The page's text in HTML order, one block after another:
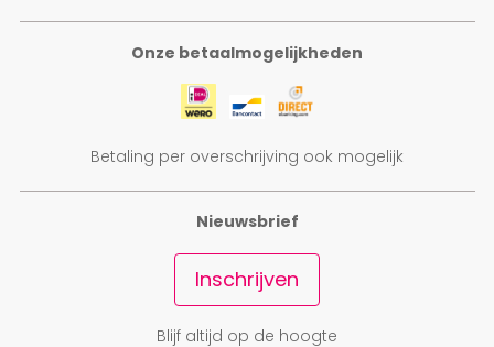
Onze betaalmogelijkheden
Betaling per overschrijving ook mogelijk
Nieuwsbrief
Inschrijven
Blijf altijd op de hoogte